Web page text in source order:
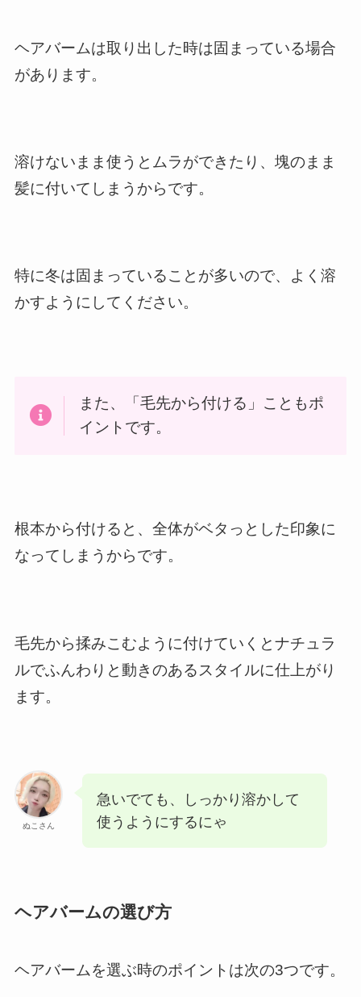
ヘアバームは取り出した時は固まっている場合
があります。
溶けないまま使うとムラができたり、塊のまま
髪に付いてしまうからです。
特に冬は固まっていることが多いので、よく溶
かすようにしてください。
また、「毛先から付ける」こともポ
イントです。
根本から付けると、全体がベタっとした印象に
なってしまうからです。
毛先から揉みこむように付けていくとナチュラ
ルでふんわりと動きのあるスタイルに仕上がり
ます。
ぬこさん
急いでても、しっかり溶かして
使うようにするにゃ
ヘアバームの選び方
ヘアバームを選ぶ時のポイントは次の3つです。